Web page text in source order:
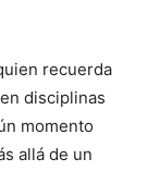
recuerda
disciplinas
momento
allá de un